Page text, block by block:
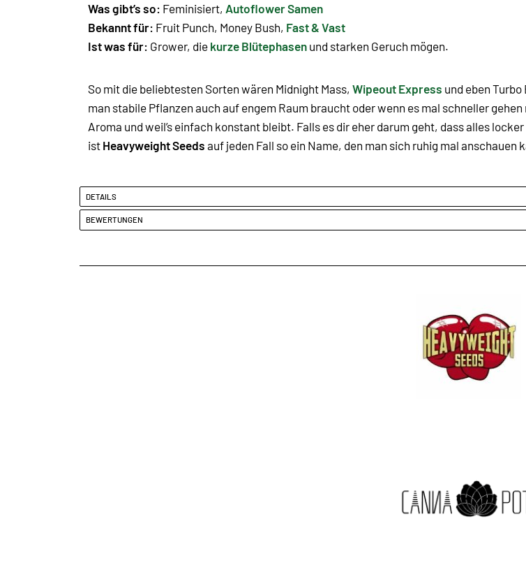
Was gibt’s so: Feminisiert, Autoflower Samen
Bekannt für: Fruit Punch, Money Bush, Fast & Vast
Ist was für: Grower, die kurze Blütephasen und starken Geruch mögen.
So mit die beliebtesten Sorten wären Midnight Mass, Wipeout Express und eben
man stabile Pflanzen auch auf engem Raum braucht oder wenn es mal schneller gehen
Aroma und weil’s einfach konstant bleibt. Falls es dir eher darum geht, dass alles
ist Heavyweight Seeds auf jeden Fall so ein Name, den man sich ruhig mal anschauen
DETAILS
BEWERTUNGEN